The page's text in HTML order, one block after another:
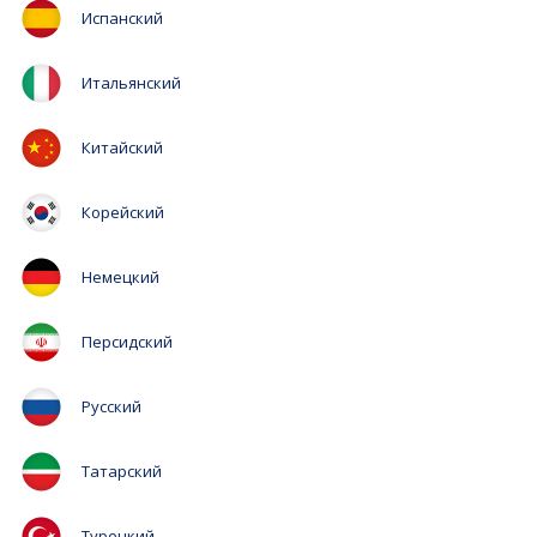
Испанский
Итальянский
Китайский
Корейский
Немецкий
Персидский
Русский
Татарский